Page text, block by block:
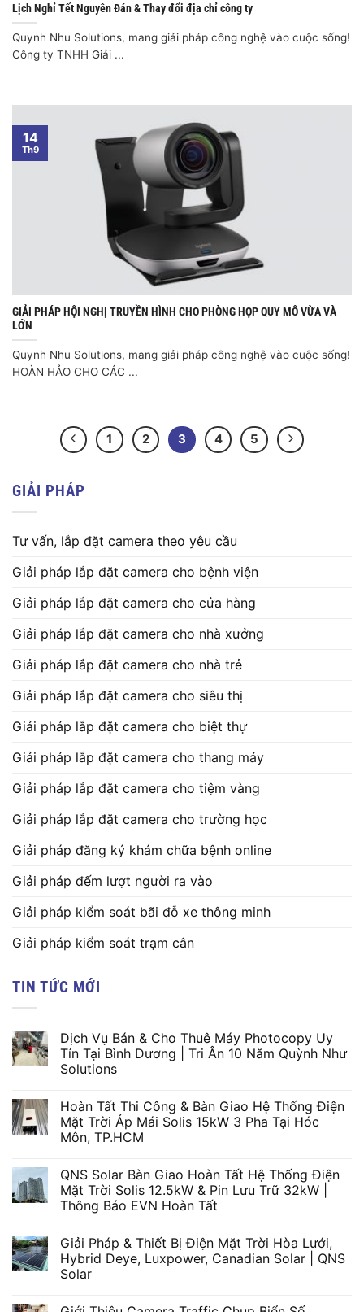
Lịch Nghỉ Tết Nguyên Đán & Thay đổi địa chỉ công ty
Quynh Nhu Solutions, mang giải pháp công nghệ vào cuộc sống!
Công ty TNHH Giải ...
GIẢI PHÁP HỘI NGHỊ TRUYỀN HÌNH CHO PHÒNG HỌP QUY MÔ VỪA VÀ
LỚN
Quynh Nhu Solutions, mang giải pháp công nghệ vào cuộc sống!
HOÀN HẢO CHO CÁC ...
14
Th9
1 2 3 4 5
GIẢI PHÁP
Tư vấn, lắp đặt camera theo yêu cầu
Giải pháp lắp đặt camera cho bệnh viện
Giải pháp lắp đặt camera cho cửa hàng
Giải pháp lắp đặt camera cho nhà xưởng
Giải pháp lắp đặt camera cho nhà trẻ
Giải pháp lắp đặt camera cho siêu thị
Giải pháp lắp đặt camera cho biệt thự
Giải pháp lắp đặt camera cho thang máy
Giải pháp lắp đặt camera cho tiệm vàng
Giải pháp lắp đặt camera cho trường học
Giải pháp đăng ký khám chữa bệnh online
Giải pháp đếm lượt người ra vào
Giải pháp kiểm soát bãi đỗ xe thông minh
Giải pháp kiểm soát trạm cân
TIN TỨC MỚI
Dịch Vụ Bán & Cho Thuê Máy Photocopy Uy
Tín Tại Bình Dương | Tri Ân 10 Năm Quỳnh Như
Solutions
Hoàn Tất Thi Công & Bàn Giao Hệ Thống Điện
Mặt Trời Áp Mái Solis 15kW 3 Pha Tại Hóc
Môn, TP.HCM
QNS Solar Bàn Giao Hoàn Tất Hệ Thống Điện
Mặt Trời Solis 12.5kW & Pin Lưu Trữ 32kW |
Thông Báo EVN Hoàn Tất
Giải Pháp & Thiết Bị Điện Mặt Trời Hòa Lưới,
Hybrid Deye, Luxpower, Canadian Solar | QNS
Solar